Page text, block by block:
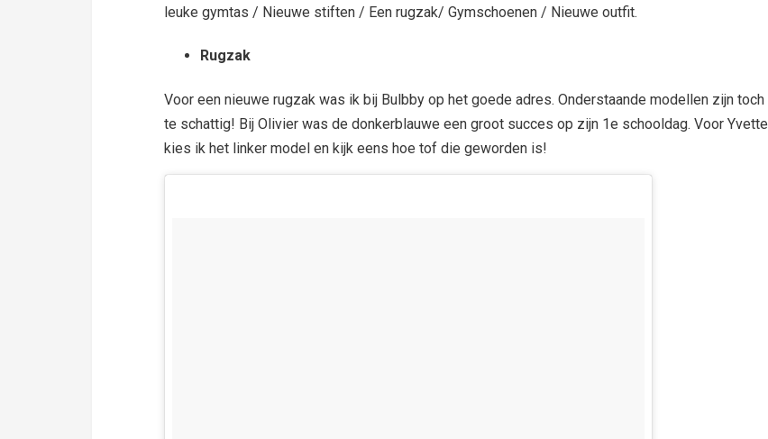
leuke gymtas / Nieuwe stiften / Een rugzak/ Gymschoenen / Nieuwe outfit.
Rugzak
Voor een nieuwe rugzak was ik bij Bulbby op het goede adres. Onderstaande modellen zijn toch
te schattig! Bij Olivier was de donkerblauwe een groot succes op zijn 1e schooldag. Voor Yvette
kies ik het linker model en kijk eens hoe tof die geworden is!